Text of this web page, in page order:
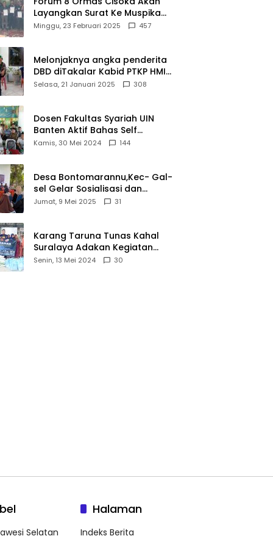
Layangkan Surat Ke Muspika
Atas Adanya Kantor Matel di
Minggu, 23 Februari 2025 457
Melonjaknya angka penderita
DBD diTakalar Kabid PTKP HMI
Cab.Takalar angkat bicara
Selasa, 21 Januari 2025 308
Dosen Fakultas Syariah UIN
Banten Aktif Bahas Self
Declare Halal dalam Forum
Kamis, 30 Mei 2024 144
Desa Bontomarannu,Kec- Gal-
sel Gelar Sosialisasi dan
Bimtek Pemutakhiran Data ID
Jumat, 9 Mei 2025 31
Karang Taruna Tunas Kahal
Suralaya Adakan Kegiatan
Bansos Terhadap Kaum
Senin, 13 Mei 2024 30
Selatan
Halaman
Indeks Berita